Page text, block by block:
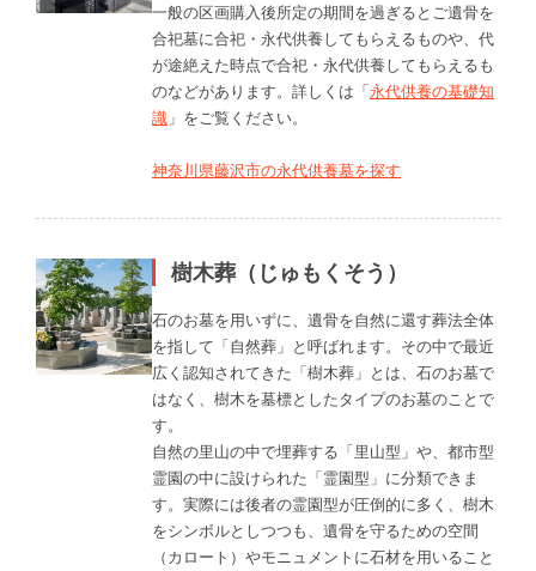
一般の区画購入後所定の期間を過ぎるとご遺骨を
合祀墓に合祀・永代供養してもらえるものや、代
が途絶えた時点で合祀・永代供養してもらえるも
のなどがあります。詳しくは「永代供養の基礎知
識 」をご覧ください。
神奈川県藤沢市の永代供養墓を探す
樹木葬（じゅもくそう）
石のお墓を用いずに、遺骨を自然に還す葬法全体
を指して「自然葬」と呼ばれます。その中で最近
広く認知されてきた「樹木葬」とは、石のお墓で
はなく、樹木を墓標としたタイプのお墓のことで
す。
自然の里山の中で埋葬する「里山型」や、都市型
霊園の中に設けられた「霊園型」に分類できま
す。実際には後者の霊園型が圧倒的に多く、樹木
をシンボルとしつつも、遺骨を守るための空間
（カロート）やモニュメントに石材を用いること